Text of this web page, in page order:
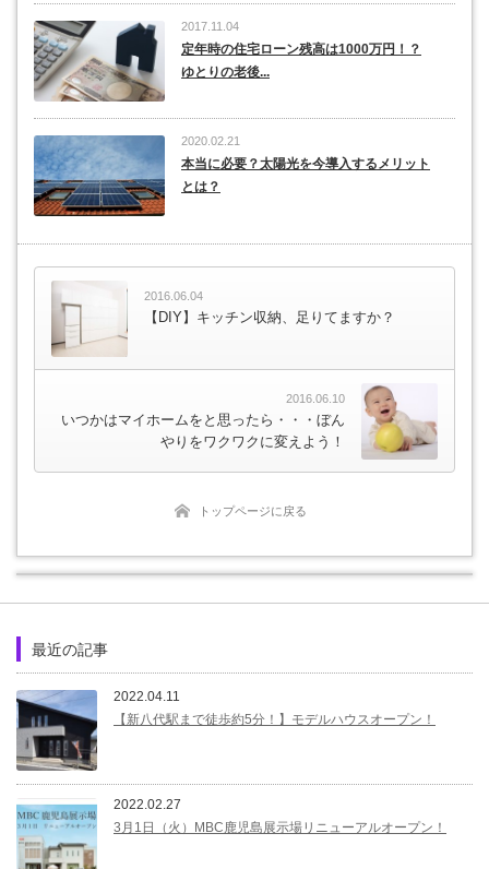
2017.11.04
定年時の住宅ローン残高は1000万円！？
ゆとりの老後...
2020.02.21
本当に必要？太陽光を今導入するメリット
とは？
2016.06.04
【DIY】キッチン収納、足りてますか？
2016.06.10
いつかはマイホームをと思ったら・・・ぼん
やりをワクワクに変えよう！
トップページに戻る
最近の記事
2022.04.11
【新八代駅まで徒歩約5分！】モデルハウスオープン！
2022.02.27
3月1日（火）MBC鹿児島展示場リニューアルオープン！